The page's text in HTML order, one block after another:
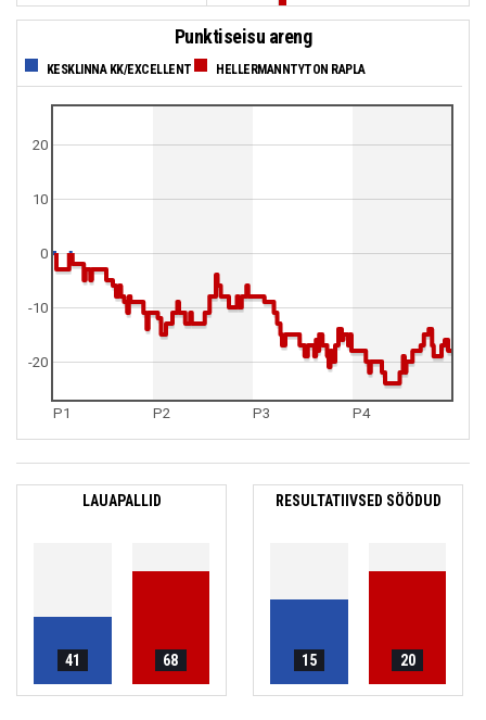
Punktiseisu areng
KESKLINNA KK/EXCELLENT HELLERMANNTYTON RAPLA
P1 P2 P3 P4
0
10
20
-20
-10
LAUAPALLID
41 68
RESULTATIIVSED SÖÖDUD
15 20